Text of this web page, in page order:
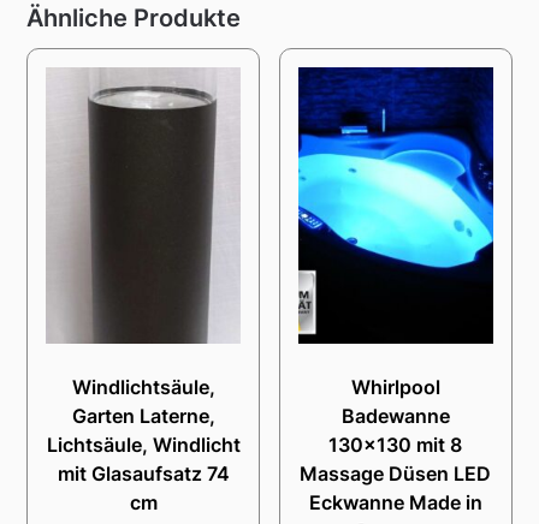
Ähnliche Produkte
Windlichtsäule,
Garten Laterne,
Lichtsäule, Windlicht
mit Glasaufsatz 74
cm
Whirlpool
Badewanne
130×130 mit 8
Massage Düsen LED
Eckwanne Made in